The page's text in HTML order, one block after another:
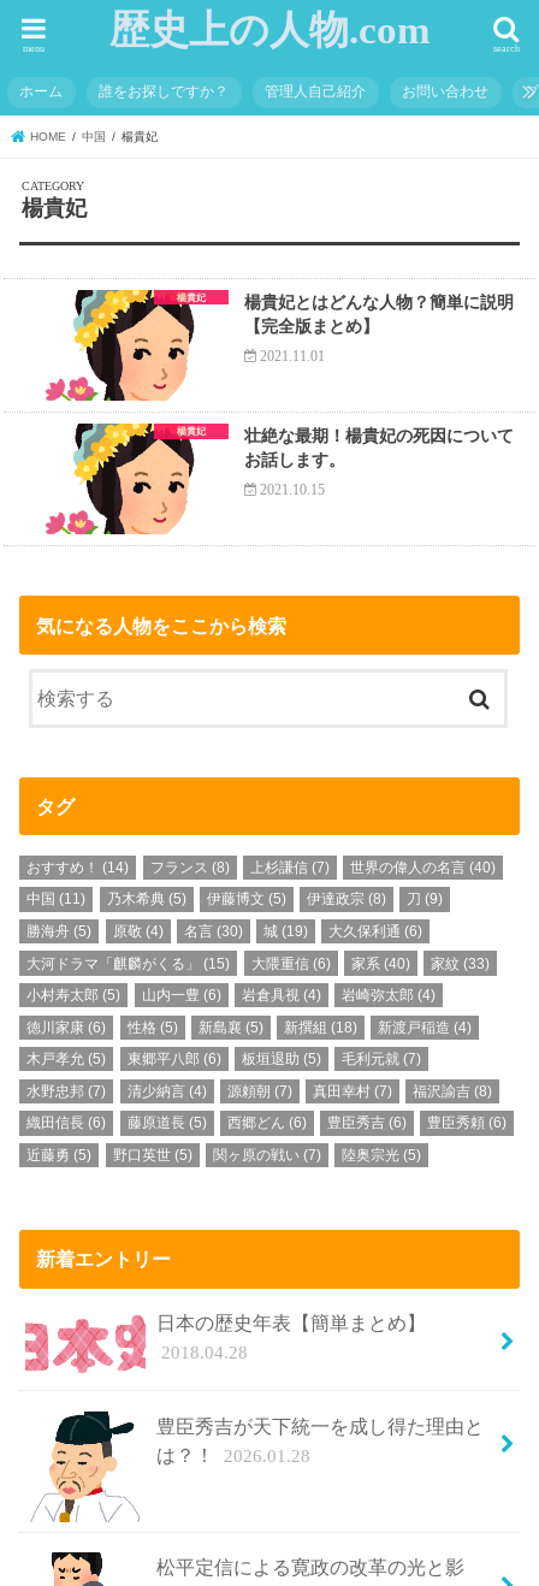
歴史上の人物.com search
menu
ホーム 誰をお探しですか？ 管理人自己紹介 お問い合わせ
HOME 中国 楊貴妃
楊貴妃
楊貴妃
楊貴妃とはどんな人物？簡単に説明
【完全版まとめ】
2021.11.01
楊貴妃
壮絶な最期！楊貴妃の死因について
お話します。
2021.10.15
気になる人物をここから検索
タグ
おすすめ！ (14) フランス (8) 上杉謙信(7) 世界の偉人の名言 (40)
中国 (11) 乃木希典(5) 伊藤博文 (5) 伊達政宗 (8) 刀 (9)
勝海舟 (5) 原敬 (4) 名言(30) 城 (19) 大久保利通 (6)
大河ドラマ「麒麟がくる」
(15) 大隈重信(6) 家系 (40) 家紋 (33)
小村寿太郎 (5) 山内一豊 (6) 岩倉具視(4) 岩崎弥太郎 (4)
徳川家康 (6) 性格 (5) 新島襄 (5) 新撰組 (18) 新渡戸稲造 (4)
木戸孝允 (5) 東郷平八郎 (6) 板垣退助 (5) 毛利元就 (7)
水野忠邦 (7) 清少納言(4) 源頼朝 (7) 真田幸村 (7) 福沢諭吉 (8)
織田信長 (6) 藤原道長(5) 西郷どん (6) 豊臣秀吉 (6) 豊臣秀頼 (6)
近藤勇 (5) 野口英世(5) 関ヶ原の戦い(7) 陸奥宗光 (5)
新着エントリー
日本の歴史年表【簡単まとめ】
2018.04.28
豊臣秀吉が天下統一を成し得た理由と
は？！
2026.01.28
松平定信による寛政の改革の光と影